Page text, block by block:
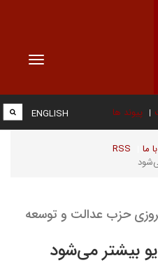
Toggle
پیوند ها
ما RSS
ENGLISH
حزب عدالت و توسعه
بیشتر می‌شود